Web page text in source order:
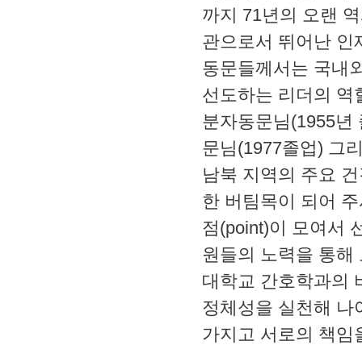
까지 71년의 오랜
관으로서 뛰어난 인
동문들께서는 국내
선도하는 리더의 역
분자동문님(1955년
문님(1977졸업) 그
남북 지역의 주요
한 버팀목이 되어
점(point)이 모여서
원들의 노력을 통
대학교 간호학과의
정체성을 실천해 나
가지고 서로의 책임